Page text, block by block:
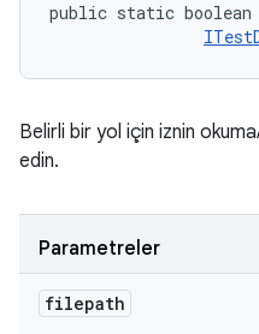
public static
Belirli bir yol için iznin
edin.
Parametreler
filepath